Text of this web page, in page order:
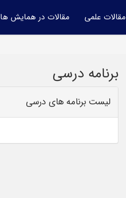
مقالات علمی مقالات در همایش ها
برنامه درسی
لیست برنامه های درسی